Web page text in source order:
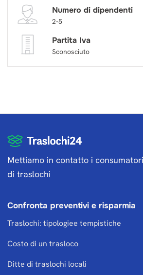
Numero di dipendenti
2-5
Partita Iva
Sconosciuto
Mettiamo in contatto i
di traslochi
Confronta preventivi e risparmia
Traslochi: tipologiee tempistiche
Costo di un trasloco
Ditte di traslochi locali